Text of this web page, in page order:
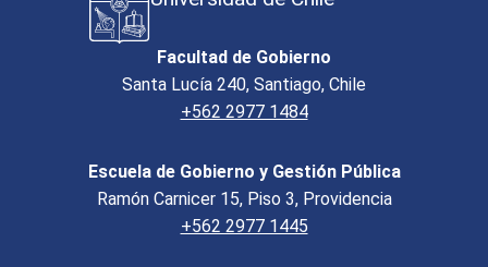
Facultad de Gobierno
Santa Lucía 240, Santiago, Chile
+562 2977 1484
Escuela de Gobierno y Gestión Pública
Ramón Carnicer 15, Piso 3, Providencia
+562 2977 1445